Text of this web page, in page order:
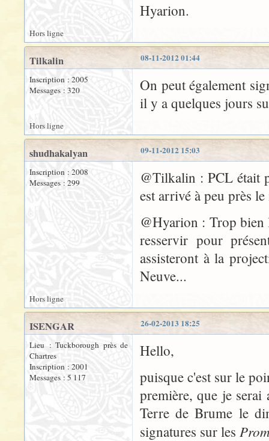
Hyarion.
Hors ligne
08-11-2012 01:44
Tilkalin
Inscription : 2005
Messages : 320
On peut également
il y a quelques jours
Hors ligne
09-11-2012 15:03
shudhakalyan
Inscription : 2008
Messages : 299
@Tilkalin : PCL était
est arrivé à peu près
@Hyarion : Trop bien
resservir pour
assisteront à la
Neuve...
Hors ligne
26-02-2013 18:25
ISENGAR
Lieu : Tuckborough près de
Chartres
Inscription : 2001
Messages : 5 117
Hello,
puisque c'est sur le
première, que je
Terre de Brume le
signatures sur les